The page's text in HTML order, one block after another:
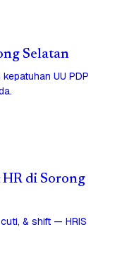
Selatan
UU PDP
HR di Sorong
& shift — HRIS